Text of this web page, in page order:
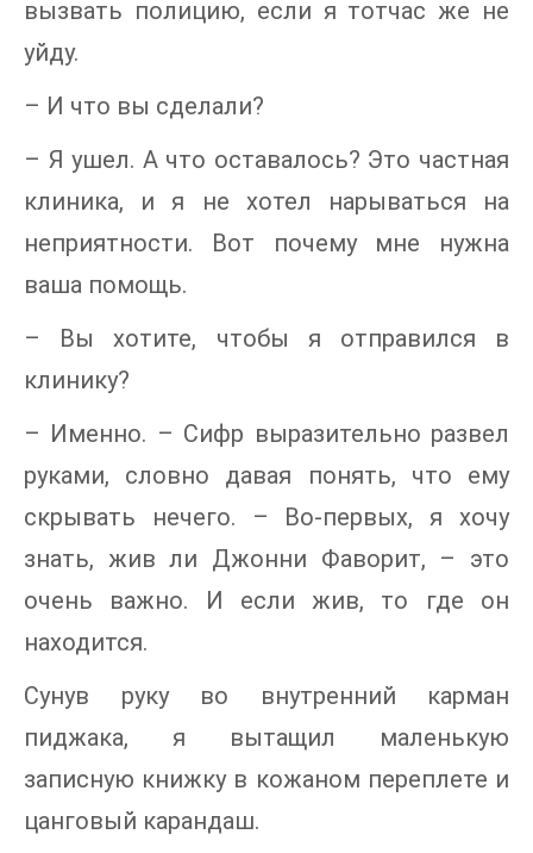
вызвать полицию, если я тотчас же не
уйду.
– И что вы сделали?
– Я ушел. А что оставалось? Это частная
клиника, и я не хотел нарываться на
неприятности. Вот почему мне нужна
ваша помощь.
– Вы хотите, чтобы я отправился в
клинику?
– Именно. – Сифр выразительно развел
руками, словно давая понять, что ему
скрывать нечего. – Во-первых, я хочу
знать, жив ли Джонни Фаворит, – это
очень важно. И если жив, то где он
находится.
Сунув руку во внутренний карман
пиджака, я вытащил маленькую
записную книжку в кожаном переплете и
цанговый карандаш.